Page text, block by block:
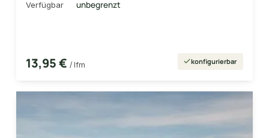
Verfügbar unbegrenzt
13,95 € / lfm konfigurierbar